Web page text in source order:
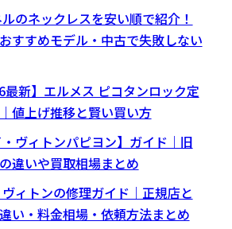
のネックレスを安い順で紹介！
すすめモデル・中古で失敗しない
最新】エルメス ピコタンロック定
値上げ推移と賢い買い方
・ヴィトンパピヨン】ガイド｜旧
違いや買取相場まとめ
ィトンの修理ガイド｜正規店と
い・料金相場・依頼方法まとめ